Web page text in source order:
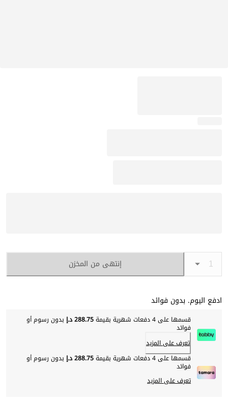
إنتهى من المخزن
ادفع اليوم. بدون فوائد
قسمها على 4 دفعات شهرية بقيمة 288.75 د.إ بدون رسوم أو
فوائد
تعرف على المزيد
قسمها على 4 دفعات شهرية بقيمة
288.75 د.إ بدون رسوم أو
فوائد
تعرف على المزيد